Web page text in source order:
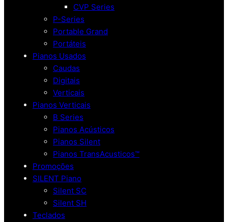
CVP Series
P-Series
Portable Grand
Portáteis
Pianos Usados
Caudas
Digitais
Verticais
Pianos Verticais
B Series
Pianos Acústicos
Pianos Silent
Pianos TransAcusticos™
Promoções
SILENT Piano
Silent SC
Silent SH
Teclados